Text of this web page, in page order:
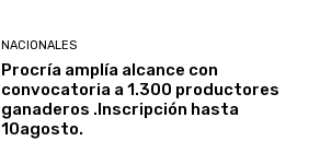
NACIONALES
Procría amplía alcance con
convocatoria a 1.300 productores
ganaderos .Inscripción hasta
10agosto.